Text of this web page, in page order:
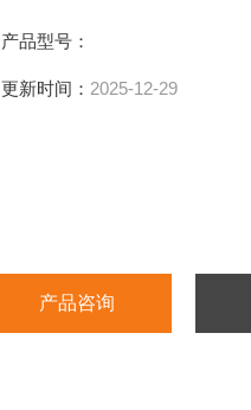
产品型号：
更新时间： 2025-12-29
产品咨询